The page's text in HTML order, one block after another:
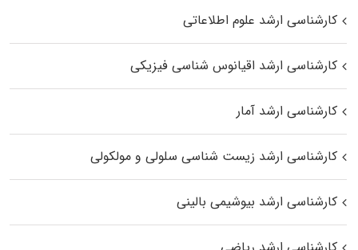
کارشناسی ارشد علوم اطلاعاتی
کارشناسی ارشد اقیانوس‌ شناسی فیزیکی
کارشناسی ارشد آمار
کارشناسی ارشد زیست شناسی سلولی و مولکولی
کارشناسی ارشد بیوشیمی بالینی